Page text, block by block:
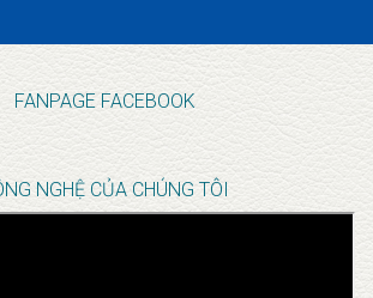
FANPAGE FACEBOOK
NGHỆ CỦA CHÚNG TÔI